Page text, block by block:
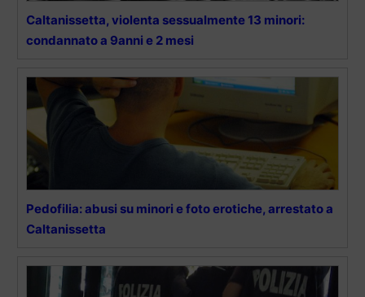
Caltanissetta, violenta sessualmente 13 minori:
condannato a 9anni e 2 mesi
Pedofilia: abusi su minori e foto erotiche, arrestato a
Caltanissetta